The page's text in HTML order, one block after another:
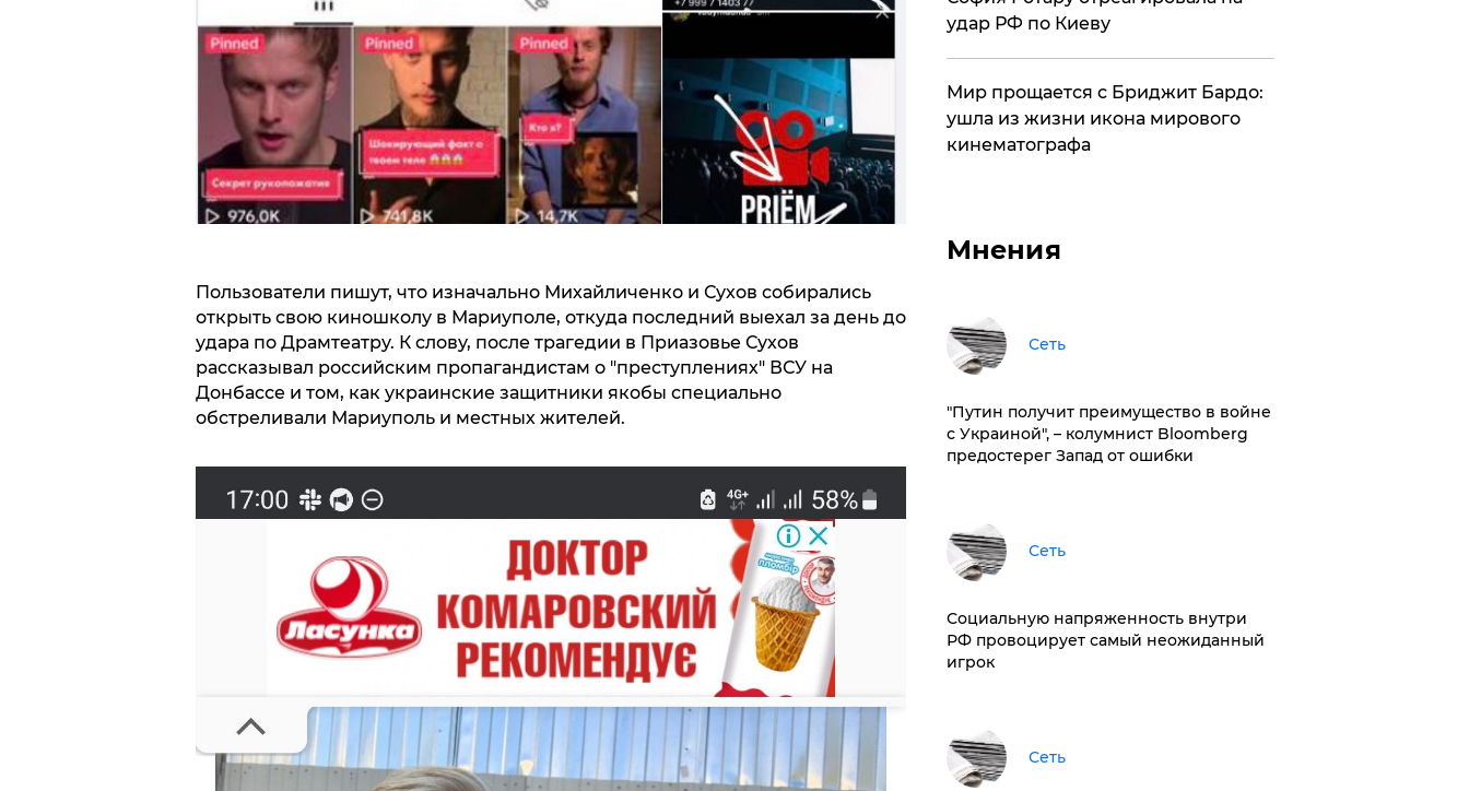
Пользователи пишут, что изначально Михайличенко и Сухов собирались
открыть свою киношколу в Мариуполе, откуда последний выехал за день до
удара по Драмтеатру. К слову, после трагедии в Приазовье Сухов
рассказывал российским пропагандистам о "преступлениях" ВСУ на
Донбассе и том, как украинские защитники якобы специально
обстреливали Мариуполь и местных жителей.
удар РФ по Киеву
Мир прощается с Бриджит Бардо:
ушла из жизни икона мирового
кинематографа
Мнения
Сеть
"Путин получит преимущество в войне
с Украиной", – колумнист Bloomberg
предостерег Запад от ошибки
Сеть
Социальную напряженность внутри
РФ провоцирует самый неожиданный
игрок
Сеть